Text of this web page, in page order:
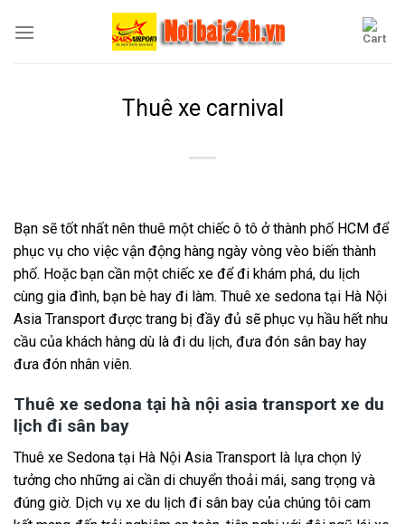
Thuê xe carnival
Bạn sẽ tốt nhất nên thuê một chiếc ô tô ở thành phố HCM để
phục vụ cho việc vận động hàng ngày vòng vèo biến thành
phố. Hoặc bạn cần một chiếc xe để đi khám phá, du lịch
cùng gia đình, bạn bè hay đi làm. Thuê xe sedona tại Hà Nội
Asia Transport được trang bị đầy đủ sẽ phục vụ hầu hết nhu
cầu của khách hàng dù là đi du lịch, đưa đón sân bay hay
đưa đón nhân viên.
Thuê xe sedona tại hà nội asia transport xe du
lịch đi sân bay
Thuê xe Sedona tại Hà Nội Asia Transport là lựa chọn lý
tưởng cho những ai cần di chuyển thoải mái, sang trọng và
đúng giờ. Dịch vụ xe du lịch đi sân bay của chúng tôi cam